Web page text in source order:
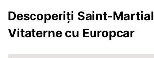
Descoperiți Saint-
Vitaterne cu Europcar